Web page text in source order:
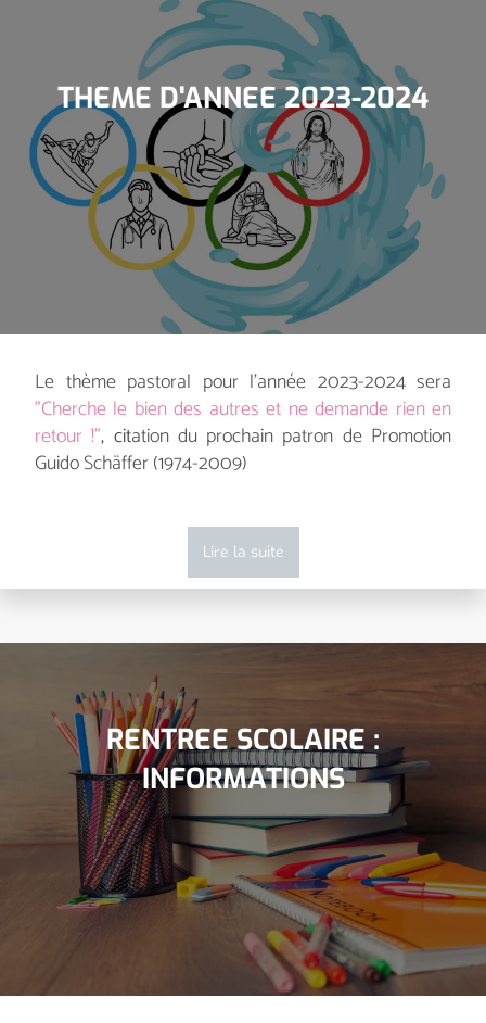
THEME D'ANNEE 2023-2024
Le thème pastoral pour l'année 2023-2024 sera
"Cherche le bien des autres et ne demande rien en
retour !", citation du prochain patron de Promotion
Guido Schäffer (1974-2009)
Lire la suite
RENTREE SCOLAIRE :
INFORMATIONS